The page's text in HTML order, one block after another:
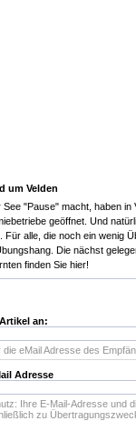
um Velden
See "Pause" macht, haben
geöffnet. Und
Für alle, die noch ein wenig
Die nächst
finden Sie hier!
an:
die eMail Adresse des
Adresse
Ihre E-Mail-Adresse und
zu